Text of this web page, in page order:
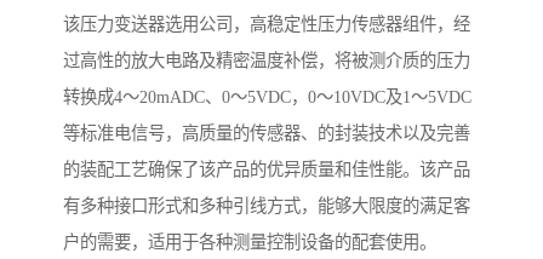
该压力变送器选用公司，高稳定性压力传感器组件，经
过高性的放大电路及精密温度补偿，将被测介质的压力
转换成4～20mADC、0～5VDC，0～10VDC及1～5VDC
等标准电信号，高质量的传感器、的封装技术以及完善
的装配工艺确保了该产品的优异质量和佳性能。该产品
有多种接口形式和多种引线方式，能够大限度的满足客
户的需要，适用于各种测量控制设备的配套使用。